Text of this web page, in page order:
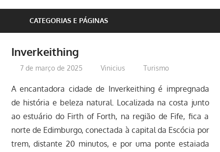
CATEGORIAS E PÁGINAS
Inverkeithing
7 de março de 2025 Vinicius Turismo
A encantadora cidade de Inverkeithing é impregnada
de história e beleza natural. Localizada na costa junto
ao estuário do Firth of Forth, na região de Fife, fica a
norte de Edimburgo, conectada à capital da Escócia por
trem, distante 20 minutos, e por uma ponte estaiada